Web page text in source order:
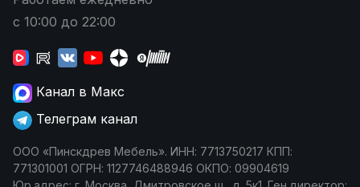
с 10:00 до 22:00
Канал в Макс
Телеграм канал
ООО «Пинскдрев Мебель». ИНН: 7713750217 КПП:
771301001 ОГРН: 1127746488946 ОКПО: 09904619